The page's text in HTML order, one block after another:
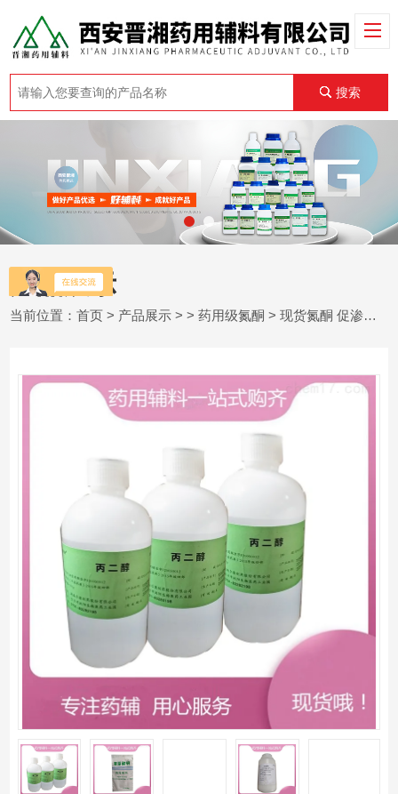
搜索
产品展示
当前位置：首页 > 产品展示 > >药用级氮酮 > 现货氮酮 促渗透辅料 月桂氮卓酮药用级500g